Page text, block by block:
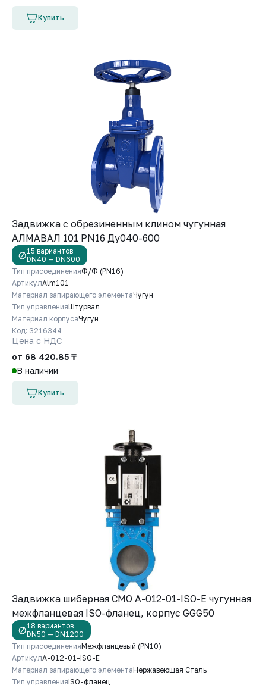
Купить
Задвижка с обрезиненным клином чугунная
АЛМАВАЛ 101 PN16 Ду040-600
15 вариантов
DN40 — DN600
Тип присоединенияФ/Ф (PN16)
АртикулAlm101
Материал запирающего элементаЧугун
Тип управленияШтурвал
Материал корпусаЧугун
Код: 3216344
Цена с НДС
от 68 420.85 ₸
В наличии
Купить
Задвижка шиберная СМО A-012-01-ISO-E чугунная
межфланцевая ISO-фланец, корпус GGG50
18 вариантов
DN50 — DN1200
Тип присоединенияМежфланцевый (PN10)
АртикулA-012-01-ISO-E
Материал запирающего элементаНержавеющая Сталь
Тип управленияISO-фланец